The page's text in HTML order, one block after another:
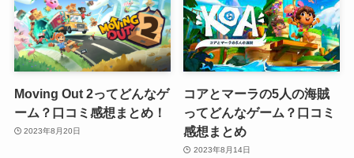
Moving Out 2ってどんなゲ
ーム？口コミ感想まとめ！
2023年8月20日
コアとマーラの5人の海賊
ってどんなゲーム？口コミ
感想まとめ
2023年8月14日